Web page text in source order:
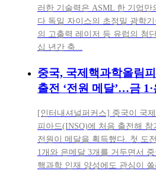
러한 기술력은 ASML 한 기업만
다 독일 자이스의 초정밀 광학
의 고출력 레이저 등 유럽의 첨
십 년간 축...
중국, 국제핵과학올림
출전 ‘전원 메달’…금 1·
[인터내셔널퍼커스] 중국이 국
피아드(INSO)에 처음 출전해 참
전원이 메달을 획득했다. 첫 도
1개와 은메달 3개를 거두면서
핵과학 인재 양성에도 관심이